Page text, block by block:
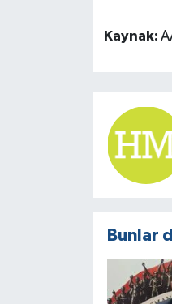
Kaynak:
Bunlar